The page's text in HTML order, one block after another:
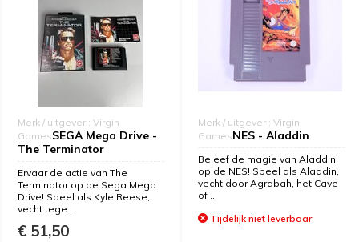
Merk / uitgever : Virgin
GamesSEGA Mega Drive -
The Terminator
Ervaar de actie van The
Terminator op de Sega Mega
Drive! Speel als Kyle Reese,
vecht tege...
€ 51,50
Merk / uitgever : Virgin
GamesNES - Aladdin
Beleef de magie van Aladdin
op de NES! Speel als Aladdin,
vecht door Agrabah, het Cave
of ...
Tijdelijk niet leverbaar